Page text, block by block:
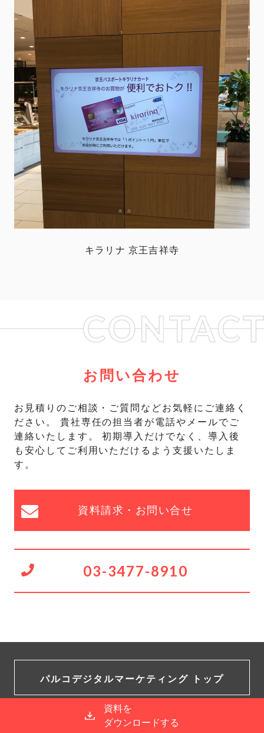
キラリナ 京王吉祥寺
お問い合わせ
お見積りのご相談・ご質問などお気軽にご連絡く
ださい。
貴社専任の担当者が電話やメールでご
連絡いたします。
初期導入だけでなく、導入後
も安心してご利用いただけるよう支援いたしま
す。
資料請求・お問い合せ
03-3477-8910
資料を
ダウンロードする
パルコデジタルマーケティング トップ
©PARCO Digital Marketing CO.,LTD.PRIVACY POLICY